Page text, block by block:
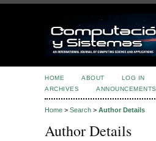
HOME ABOUT LOG IN
ARCHIVES
ANNOUNCEMENTS
Home > Search > Author Details
Author Details